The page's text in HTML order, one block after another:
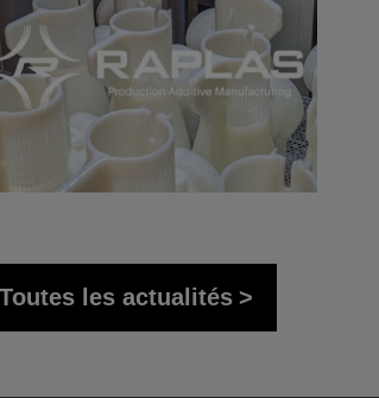
Toutes les actualités